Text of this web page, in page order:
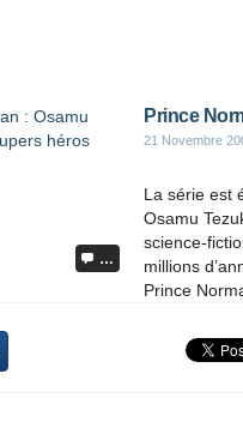
…
Prince
21 Novembre
La série est
Osamu
science-
millions
Prince